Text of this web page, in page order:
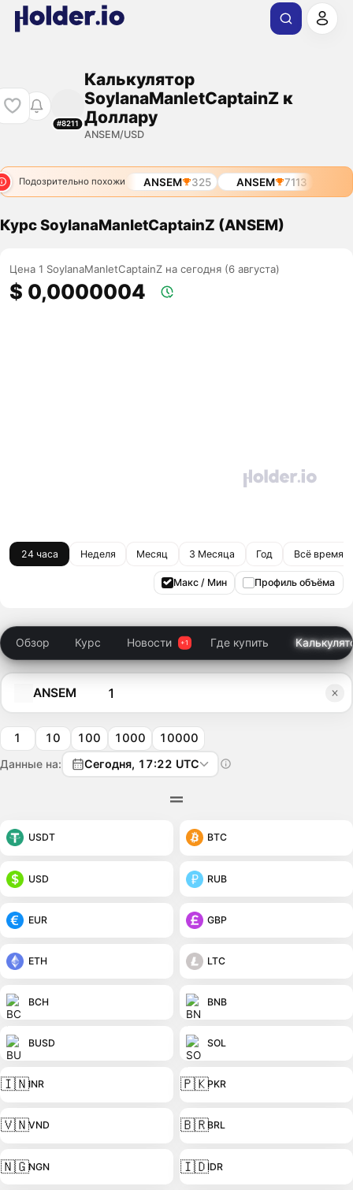
#8211
Калькулятор
SoylanaManletCaptainZ к
Доллару
ANSEM/USD
Подозрительно похожи ANSEM 325 ANSEM 7113
Курс SoylanaManletCaptainZ (ANSEM)
Цена 1 SoylanaManletCaptainZ на сегодня (6 августа)
$ 0,0000004
24 часа Неделя Месяц 3 Месяца Год Всё время
Макс / Мин Профиль объёма
Обзор Курс Новости Где купить
ANSEM
1 10 100 1000 10000
Данные на: Сегодня, 17:22 UTC
USDT BTC
USD RUB
EUR GBP
ETH LTC
BCH BNB
BUSD SOL
🇮🇳INR 🇵🇰PKR
🇻🇳VND 🇧🇷BRL
🇳🇬NGN 🇮🇩IDR